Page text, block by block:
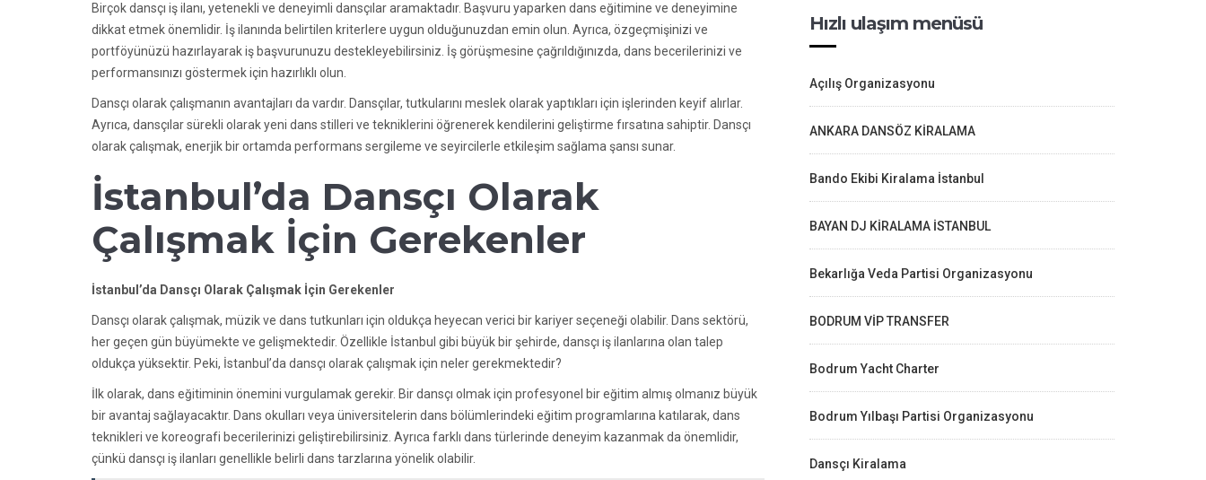
Birçok dansçı iş ilanı, yetenekli ve deneyimli dansçılar aramaktadır. Başvuru yaparken dans eğitimine ve deneyimine
dikkat etmek önemlidir. İş ilanında belirtilen kriterlere uygun olduğunuzdan emin olun. Ayrıca, özgeçmişinizi ve
portföyünüzü hazırlayarak iş başvurunuzu destekleyebilirsiniz. İş görüşmesine çağrıldığınızda, dans becerilerinizi ve
performansınızı göstermek için hazırlıklı olun.
Dansçı olarak çalışmanın avantajları da vardır. Dansçılar, tutkularını meslek olarak yaptıkları için işlerinden keyif alırlar.
Ayrıca, dansçılar sürekli olarak yeni dans stilleri ve tekniklerini öğrenerek kendilerini geliştirme fırsatına sahiptir. Dansçı
olarak çalışmak, enerjik bir ortamda performans sergileme ve seyircilerle etkileşim sağlama şansı sunar.
İstanbul’da Dansçı Olarak
Çalışmak İçin Gerekenler
İstanbul’da Dansçı Olarak Çalışmak İçin Gerekenler
Dansçı olarak çalışmak, müzik ve dans tutkunları için oldukça heyecan verici bir kariyer seçeneği olabilir. Dans sektörü,
her geçen gün büyümekte ve gelişmektedir. Özellikle İstanbul gibi büyük bir şehirde, dansçı iş ilanlarına olan talep
oldukça yüksektir. Peki, İstanbul’da dansçı olarak çalışmak için neler gerekmektedir?
İlk olarak, dans eğitiminin önemini vurgulamak gerekir. Bir dansçı olmak için profesyonel bir eğitim almış olmanız büyük
bir avantaj sağlayacaktır. Dans okulları veya üniversitelerin dans bölümlerindeki eğitim programlarına katılarak, dans
teknikleri ve koreografi becerilerinizi geliştirebilirsiniz. Ayrıca farklı dans türlerinde deneyim kazanmak da önemlidir,
çünkü dansçı iş ilanları genellikle belirli dans tarzlarına yönelik olabilir.
Hızlı ulaşım menüsü
Açılış Organizasyonu
ANKARA DANSÖZ KİRALAMA
Bando Ekibi Kiralama İstanbul
BAYAN DJ KİRALAMA İSTANBUL
Bekarlığa Veda Partisi Organizasyonu
BODRUM VİP TRANSFER
Bodrum Yacht Charter
Bodrum Yılbaşı Partisi Organizasyonu
Dansçı Kiralama